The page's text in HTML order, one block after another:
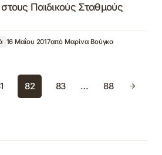
Παιδικούς Σταθμούς
16 Μαΐου 2017από Μαρίνα Βούγκα
82 83 … 88